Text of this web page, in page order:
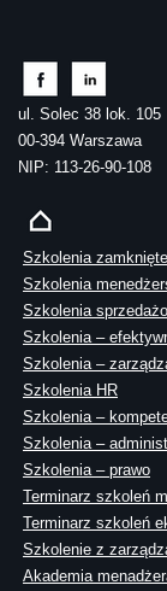
ul. Solec 38 lok. 105
00-394 Warszawa
NIP: 113-26-90-108
Szkolenia zamknięte
Szkolenia
Szkolenia
Szkolenia –
Szkolenia –
Szkolenia HR
Szkolenia –
Szkolenia –
Szkolenia – prawo
Terminarz szkoleń
Terminarz szkoleń
Szkolenie z
Akademia